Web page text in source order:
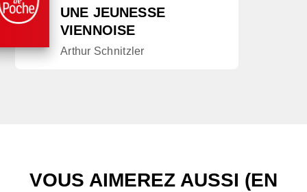
UNE JEUNESSE
VIENNOISE
Arthur Schnitzler
VOUS AIMEREZ AUSSI (EN